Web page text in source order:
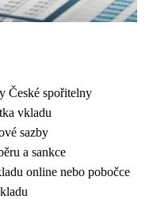
České spořitelny
vkladu
sazby
a sankce
online nebo pobočce